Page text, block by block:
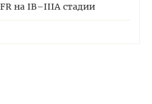
на IB–IIIA стадии